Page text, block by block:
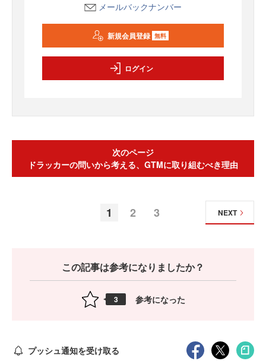
メールバックナンバー
新規会員登録 無料
ログイン
次のページ
ドラッカーの問いから考える、GTMに取り組むべき理由
1 2 3 NEXT
この記事は参考になりましたか？
3 参考になった
プッシュ通知を受け取る